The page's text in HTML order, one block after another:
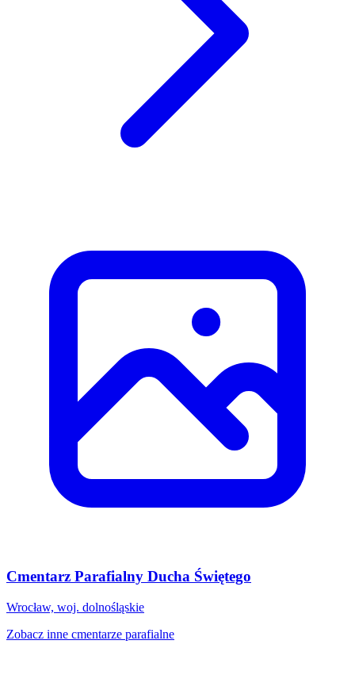
Cmentarz Parafialny Ducha Świętego
Wrocław, woj. dolnośląskie
Zobacz inne cmentarze parafialne